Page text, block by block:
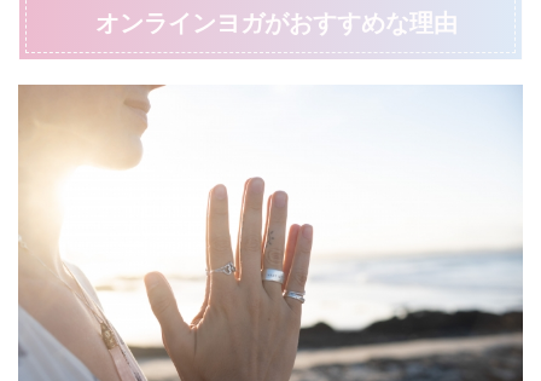
オンラインヨガがおすすめな理由